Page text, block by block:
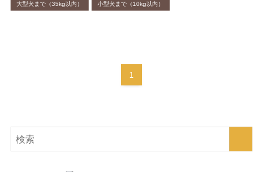
大型犬まで（35kg以内） 小型犬まで（10kg以内）
1